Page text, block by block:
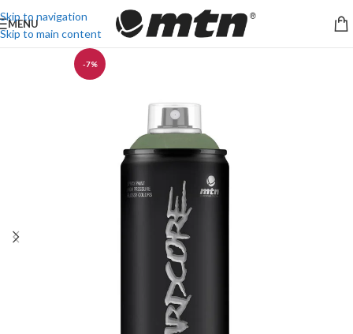
Skip to navigation
Skip to main content
MENU
-7%